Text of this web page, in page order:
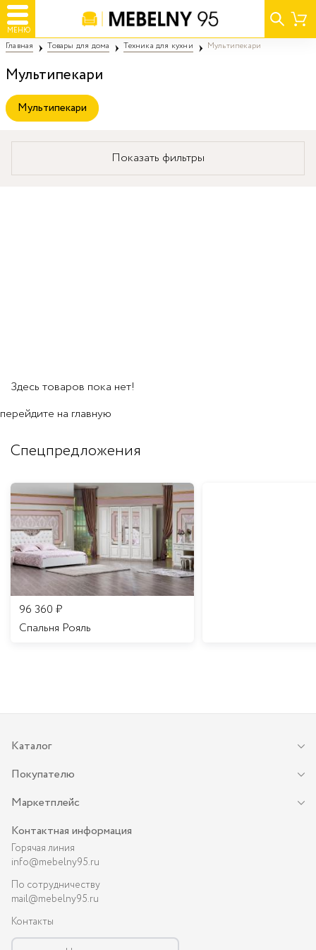
МЕНЮ
Главная Товары для дома Техника для кухни Мультипекари
Мультипекари
Мультипекари
Показать фильтры
Здесь товаров пока нет!
перейдите на главную
Спецпредложения
96 360 ₽
Спальня Рояль
Каталог
Покупателю
Маркетплейс
Контактная информация
Горячая линия
info@mebelny95.ru
По сотрудничеству
mail@mebelny95.ru
Контакты